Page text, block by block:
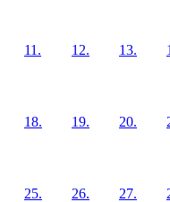
11. 12. 13.
18. 19. 20.
25. 26. 27.